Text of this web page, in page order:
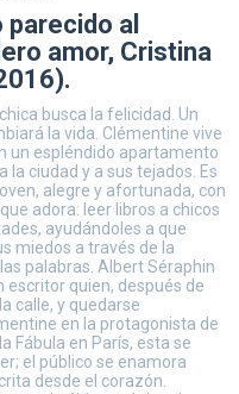
parecido al
amor, Cristina
busca la felicidad. Un
la vida. Clémentine vive
un espléndido apartamento
la ciudad y a sus tejados. Es
alegre y afortunada, con
adora: leer libros a chicos
ayudándoles a que
miedos a través de la
palabras. Albert Séraphin
escritor quien, después de
calle, y quedarse
en la protagonista de
Fábula en París, esta se
el público se enamora
desde el corazón.